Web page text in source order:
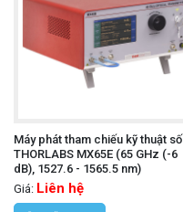
Máy phát tham chiếu kỹ thuật số
THORLABS MX65E (65 GHz (-6
dB), 1527.6 - 1565.5 nm)
Giá: Liên hệ